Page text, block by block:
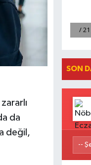
da
değil,
SON